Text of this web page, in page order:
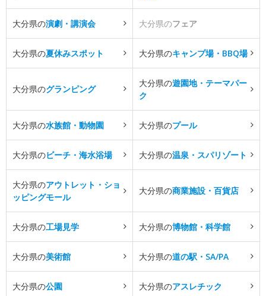
大分県の演劇・講演会 大分県のフェア
大分県の夏休みスポット 大分県のキャンプ場・BBQ場
大分県のグランピング
大分県の遊園地・テーマパー
ク
大分県の水族館・動物園 大分県のプール
大分県のビーチ・海水浴場 大分県の温泉・スパリゾート
大分県のアウトレット・ショ
ッピングモール
大分県の商業施設・百貨店
大分県の工場見学 大分県の博物館・科学館
大分県の美術館 大分県の道の駅・SA/PA
大分県の公園 大分県のアスレチック